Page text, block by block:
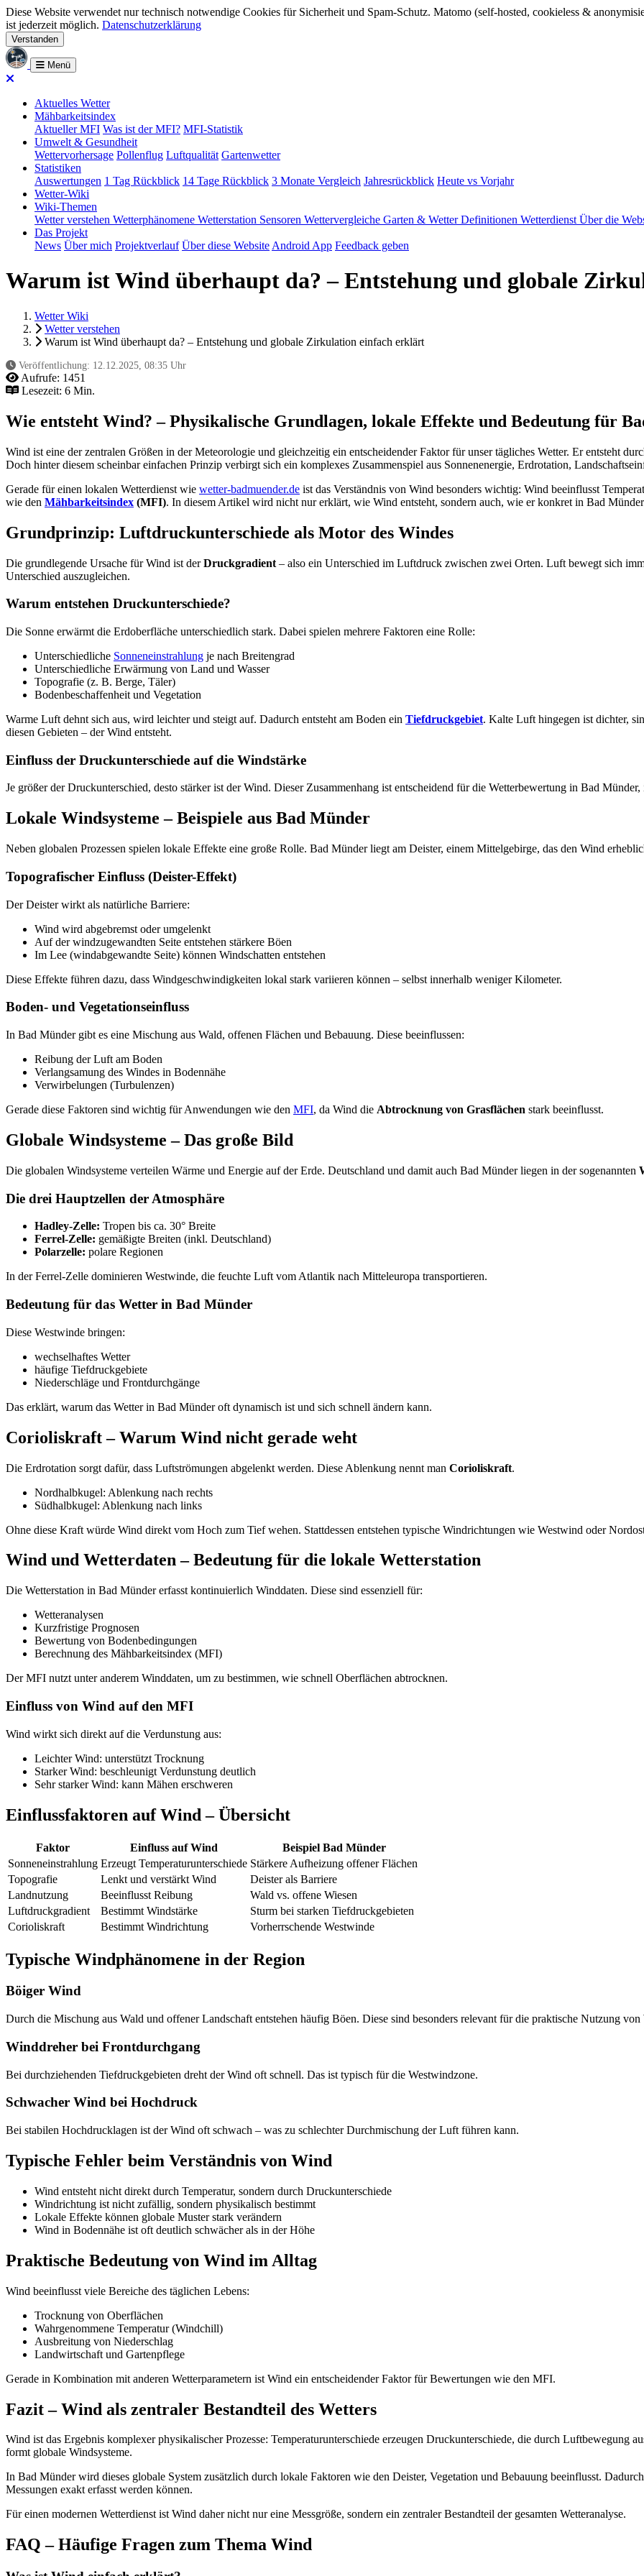
Diese Website verwendet nur technisch notwendige Cookies für Sicherheit und Spam-Schutz. Matomo (self-hosted, cookieless &
ist jederzeit möglich. Datenschutzerklärung
Verstanden
Menü
Aktuelles Wetter
Mähbarkeitsindex
Aktueller MFI Was ist der MFI? MFI-Statistik
Umwelt & Gesundheit
Wettervorhersage Pollenflug Luftqualität Gartenwetter
Statistiken
Auswertungen 1 Tag Rückblick 14 Tage Rückblick 3 Monate Vergleich Jahresrückblick Heute vs Vorjahr
Wetter-Wiki
Wiki-Themen
Wetter verstehen Wetterphänomene Wetterstation Sensoren Wettervergleiche Garten & Wetter Definitionen Wetterdienst Über die
Das Projekt
News Über mich Projektverlauf Über diese Website Android App Feedback geben
Warum ist Wind überhaupt da? – Entstehung und globale
Wetter Wiki
Wetter verstehen
Warum ist Wind überhaupt da? – Entstehung und globale Zirkulation einfach erklärt
Veröffentlichung: 12.12.2025, 08:35 Uhr
Aufrufe: 1451
Lesezeit: 6 Min.
Wie entsteht Wind? – Physikalische Grundlagen, lokale Effekte und Bedeutung für
Wind ist eine der zentralen Größen in der Meteorologie und gleichzeitig ein entscheidender Faktor für unser tägliches Wetter. Er entsteht
Doch hinter diesem scheinbar einfachen Prinzip verbirgt sich ein komplexes Zusammenspiel aus Sonnenenergie, Erdrotation,
Gerade für einen lokalen Wetterdienst wie wetter-badmuender.de ist das Verständnis von Wind besonders wichtig: Wind beeinflusst
wie den Mähbarkeitsindex (MFI). In diesem Artikel wird nicht nur erklärt, wie Wind entsteht, sondern auch, wie er konkret in Bad
Grundprinzip: Luftdruckunterschiede als Motor des Windes
Die grundlegende Ursache für Wind ist derDruckgradient – also ein Unterschied im Luftdruck zwischen zwei Orten. Luft bewegt sich
Unterschied auszugleichen.
Warum entstehen Druckunterschiede?
Die Sonne erwärmt die Erdoberfläche unterschiedlich stark. Dabei spielen mehrere Faktoren eine Rolle:
Unterschiedliche Sonneneinstrahlung je nach Breitengrad
Unterschiedliche Erwärmung von Land und Wasser
Topografie (z. B. Berge, Täler)
Bodenbeschaffenheit und Vegetation
Warme Luft dehnt sich aus, wird leichter und steigt auf. Dadurch entsteht am Boden ein Tiefdruckgebiet. Kalte Luft hingegen ist dichter,
diesen Gebieten – der Wind entsteht.
Einfluss der Druckunterschiede auf die Windstärke
Je größer der Druckunterschied, desto stärker ist der Wind. Dieser Zusammenhang ist entscheidend für die Wetterbewertung in Bad
Lokale Windsysteme – Beispiele aus Bad Münder
Neben globalen Prozessen spielen lokale Effekte eine große Rolle. Bad Münder liegt am Deister, einem Mittelgebirge, das den Wind
Topografischer Einfluss (Deister-Effekt)
Der Deister wirkt als natürliche Barriere:
Wind wird abgebremst oder umgelenkt
Auf der windzugewandten Seite entstehen stärkere Böen
Im Lee (windabgewandte Seite) können Windschatten entstehen
Diese Effekte führen dazu, dass Windgeschwindigkeiten lokal stark variieren können – selbst innerhalb weniger Kilometer.
Boden- und Vegetationseinfluss
In Bad Münder gibt es eine Mischung aus Wald, offenen Flächen und Bebauung. Diese beeinflussen:
Reibung der Luft am Boden
Verlangsamung des Windes in Bodennähe
Verwirbelungen (Turbulenzen)
Gerade diese Faktoren sind wichtig für Anwendungen wie den MFI, da Wind die Abtrocknung von Grasflächen stark beeinflusst.
Globale Windsysteme – Das große Bild
Die globalen Windsysteme verteilen Wärme und Energie auf der Erde. Deutschland und damit auch Bad Münder liegen in der sogenannten
Die drei Hauptzellen der Atmosphäre
Hadley-Zelle: Tropen bis ca. 30° Breite
Ferrel-Zelle: gemäßigte Breiten (inkl. Deutschland)
Polarzelle: polare Regionen
In der Ferrel-Zelle dominieren Westwinde, die feuchte Luft vom Atlantik nach Mitteleuropa transportieren.
Bedeutung für das Wetter in Bad Münder
Diese Westwinde bringen:
wechselhaftes Wetter
häufige Tiefdruckgebiete
Niederschläge und Frontdurchgänge
Das erklärt, warum das Wetter in Bad Münder oft dynamisch ist und sich schnell ändern kann.
Corioliskraft – Warum Wind nicht gerade weht
Die Erdrotation sorgt dafür, dass Luftströmungen abgelenkt werden. Diese Ablenkung nennt man Corioliskraft.
Nordhalbkugel: Ablenkung nach rechts
Südhalbkugel: Ablenkung nach links
Ohne diese Kraft würde Wind direkt vom Hoch zum Tief wehen. Stattdessen entstehen typische Windrichtungen wie Westwind oder
Wind und Wetterdaten – Bedeutung für die lokale Wetterstation
Die Wetterstation in Bad Münder erfasst kontinuierlich Winddaten. Diese sind essenziell für:
Wetteranalysen
Kurzfristige Prognosen
Bewertung von Bodenbedingungen
Berechnung des Mähbarkeitsindex (MFI)
Der MFI nutzt unter anderem Winddaten, um zu bestimmen, wie schnell Oberflächen abtrocknen.
Einfluss von Wind auf den MFI
Wind wirkt sich direkt auf die Verdunstung aus:
Leichter Wind: unterstützt Trocknung
Starker Wind: beschleunigt Verdunstung deutlich
Sehr starker Wind: kann Mähen erschweren
Einflussfaktoren auf Wind – Übersicht
Faktor Einfluss auf Wind
Beispiel Bad Münder
Sonneneinstrahlung Erzeugt Temperaturunterschiede Stärkere Aufheizung offener Flächen
Topografie
Lenkt und verstärkt Wind
Deister als Barriere
Landnutzung
Beeinflusst Reibung
Wald vs. offene Wiesen
Luftdruckgradient
Bestimmt Windstärke
Sturm bei starken Tiefdruckgebieten
Corioliskraft
Bestimmt Windrichtung Vorherrschende Westwinde
Typische Windphänomene in der Region
Böiger Wind
Durch die Mischung aus Wald und offener Landschaft entstehen häufig Böen. Diese sind besonders relevant für die praktische Nutzung von
Winddreher bei Frontdurchgang
Bei durchziehenden Tiefdruckgebieten dreht der Wind oft schnell. Das ist typisch für die Westwindzone.
Schwacher Wind bei Hochdruck
Bei stabilen Hochdrucklagen ist der Wind oft schwach – was zu schlechter Durchmischung der Luft führen kann.
Typische Fehler beim Verständnis von Wind
Wind entsteht nicht direkt durch Temperatur, sondern durch Druckunterschiede
Windrichtung ist nicht zufällig, sondern physikalisch bestimmt
Lokale Effekte können globale Muster stark verändern
Wind in Bodennähe ist oft deutlich schwächer als in der Höhe
Praktische Bedeutung von Wind im Alltag
Wind beeinflusst viele Bereiche des täglichen Lebens:
Trocknung von Oberflächen
Wahrgenommene Temperatur (Windchill)
Ausbreitung von Niederschlag
Landwirtschaft und Gartenpflege
Gerade in Kombination mit anderen Wetterparametern ist Wind ein entscheidender Faktor für Bewertungen wie den MFI.
Fazit – Wind als zentraler Bestandteil des Wetters
Wind ist das Ergebnis komplexer physikalischer Prozesse: Temperaturunterschiede erzeugen Druckunterschiede, die durch Luftbewegung
formt globale Windsysteme.
In Bad Münder wird dieses globale System zusätzlich durch lokale Faktoren wie den Deister, Vegetation und Bebauung beeinflusst.
Messungen exakt erfasst werden können.
Für einen modernen Wetterdienst ist Wind daher nicht nur eine Messgröße, sondern ein zentraler Bestandteil der gesamten Wetteranalyse.
FAQ – Häufige Fragen zum Thema Wind